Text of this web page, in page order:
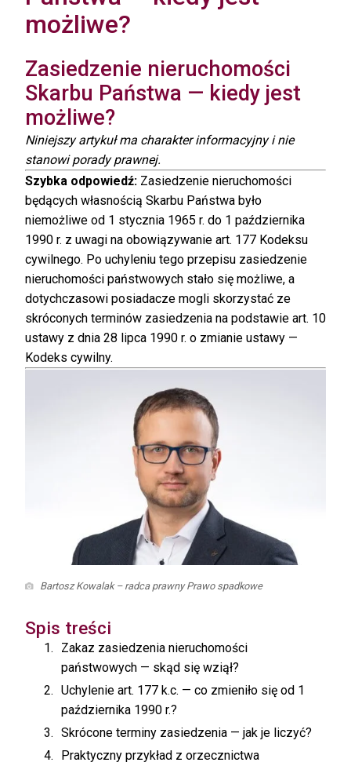
możliwe?
Zasiedzenie nieruchomości
Skarbu Państwa — kiedy jest
możliwe?
Niniejszy artykuł ma charakter informacyjny i nie
stanowi porady prawnej.
Szybka odpowiedź: Zasiedzenie nieruchomości
będących własnością Skarbu Państwa było
niemożliwe od 1 stycznia 1965 r. do 1 października
1990 r. z uwagi na obowiązywanie art. 177 Kodeksu
cywilnego. Po uchyleniu tego przepisu zasiedzenie
nieruchomości państwowych stało się możliwe, a
dotychczasowi posiadacze mogli skorzystać ze
skróconych terminów zasiedzenia na podstawie art. 10
ustawy z dnia 28 lipca 1990 r. o zmianie ustawy —
Kodeks cywilny.
Bartosz Kowalak – radca prawny Prawo spadkowe
Spis treści
Zakaz zasiedzenia nieruchomości
państwowych — skąd się wziął?
Uchylenie art. 177 k.c. — co zmieniło się od 1
października 1990 r.?
Skrócone terminy zasiedzenia — jak je liczyć?
Praktyczny przykład z orzecznictwa